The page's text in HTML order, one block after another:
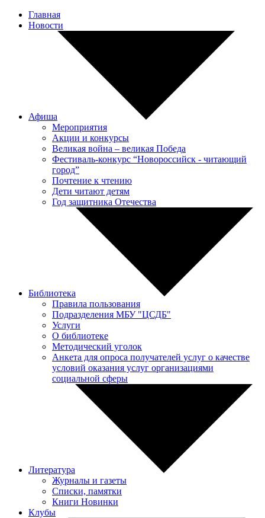
Главная
Новости
Афиша
Мероприятия
Акции и конкурсы
Великая война – великая Победа
Фестиваль-конкурс “Новороссийск - читающий
город”
Почтение к чтению
Дети читают детям
Год защитника Отечества
Библиотека
Правила пользования
Подразделения МБУ "ЦСДБ"
Услуги
О библиотеке
Методический уголок
Анкета для опроса получателей услуг о качестве
условий оказания услуг организациями
социальной сферы
Литература
Журналы и газеты
Списки, памятки
Книги Новинки
Клубы